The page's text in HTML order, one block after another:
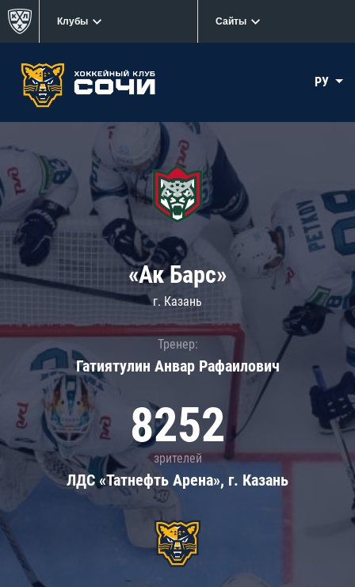
Клубы Сайты
РУ
«Ак Барс»
г. Казань
Тренер:
Гатиятулин Анвар Рафаилович
8252
зрителей
ЛДС «Татнефть Арена», г. Казань